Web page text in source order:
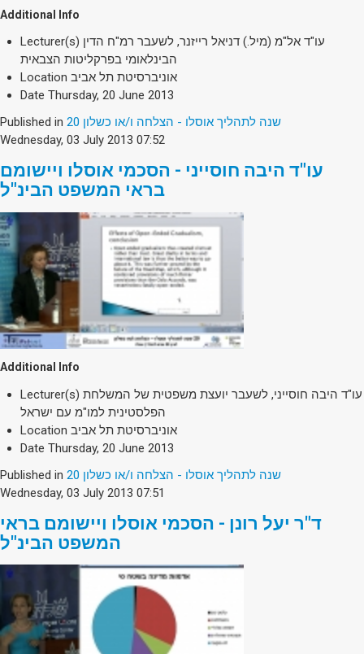
Additional Info
Lecturer(s) עו"ד אל"מ (מיל.) דניאל רייזנר, לשעבר רמ"ח הדין
הבינלאומי בפרקליטות הצבאית
Location אוניברסיטת תל אביב
Date Thursday, 20 June 2013
Published in
20 שנה לתהליך אוסלו - הצלחה ו/או כשלון
Wednesday, 03 July 2013 07:52
עו"ד היבה חוסייני - הסכמי אוסלו ויישומם
בראי המשפט הבינ"ל
Additional Info
Lecturer(s) עו"ד היבה חוסייני, לשעבר יועצת משפטית של המשלחת
הפלסטינית למו"מ עם ישראל
Location אוניברסיטת תל אביב
Date Thursday, 20 June 2013
Published in
20 שנה לתהליך אוסלו - הצלחה ו/או כשלון
Wednesday, 03 July 2013 07:51
ד"ר יעל רונן - הסכמי אוסלו ויישומם בראי
המשפט הבינ"ל